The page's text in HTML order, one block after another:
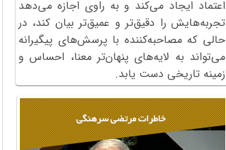
اعتماد ایجاد می‌کند و به راوی اجازه می‌دهد
تجربه‌هایش را دقیق‌تر و عمیق‌تر بیان کند، در
حالی که مصاحبه‌کننده با پرسش‌های پیگیرانه
می‌تواند به لایه‌های پنهان‌تر معنا، احساس و
زمینه تاریخی دست یابد.